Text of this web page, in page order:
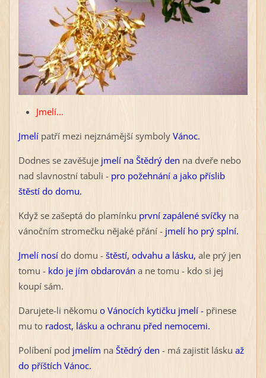
Jmelí...
Jmelí patří mezi nejznámější symboly Vánoc.
Dodnes se zavěšuje jmelí na Štědrý den na dveře nebo
nad slavnostní tabuli - pro požehnání a jako příslib
štěstí do domu.
Když se zašeptá do plamínku první zapálené svíčkyna
vánočním stromečku nějaké přání - jmelí ho prý splní.
Jmelí nosí do domu - štěstí, odvahu a lásku, ale prý jen
tomu -kdo je jím obdarován a ne tomu - kdo si jej
koupí sám.
Darujete-li někomu o Vánocích kytičku jmelí - přinese
mu to radost, lásku a ochranu před nemocemi.
Políbení pod jmelím na Štědrý den - má zajistit lásku až
do příštích Vánoc.